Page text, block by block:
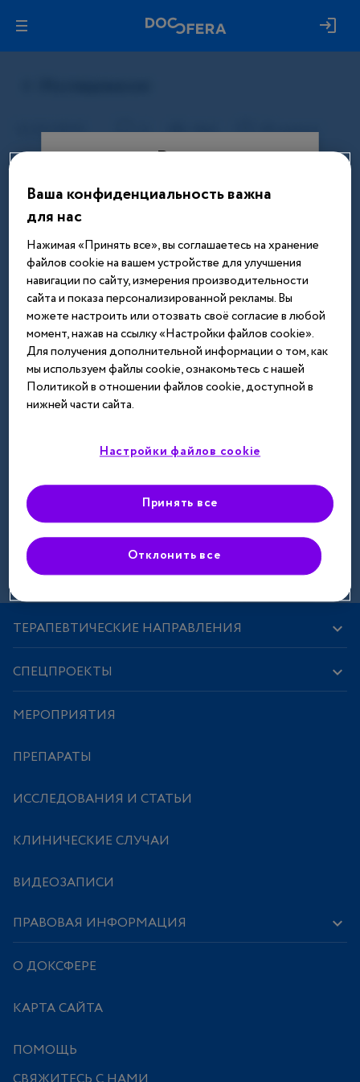
Вход
Этот материал доступен только
после авторизации. Войдите или
зарегистрируйтесь, чтобы получить
доступ ко всем материалам сайта
Введите телефон или email
Далее
Зарегистрироваться
ТЕРАПЕВТИЧЕСКИЕ НАПРАВЛЕНИЯ
СПЕЦПРОЕКТЫ
МЕРОПРИЯТИЯ
ПРЕПАРАТЫ
ИССЛЕДОВАНИЯ И СТАТЬИ
КЛИНИЧЕСКИЕ СЛУЧАИ
ВИДЕОЗАПИСИ
ПРАВОВАЯ ИНФОРМАЦИЯ
О ДОКСФЕРЕ
КАРТА САЙТА
ПОМОЩЬ
Ваша конфиденциальность важна
для нас
Нажимая «Принять все», вы соглашаетесь на хранение
файлов cookie на вашем устройстве для улучшения
навигации по сайту, измерения производительности
сайта и показа персонализированной рекламы. Вы
можете настроить или отозвать своё согласие в любой
момент, нажав на ссылку «Настройки файлов cookie».
Для получения дополнительной информации о том, как
мы используем файлы cookie, ознакомьтесь с нашей
Политикой в отношении файлов cookie, доступной в
нижней части сайта.
Настройки файлов cookie
Отклонить все
Принять все